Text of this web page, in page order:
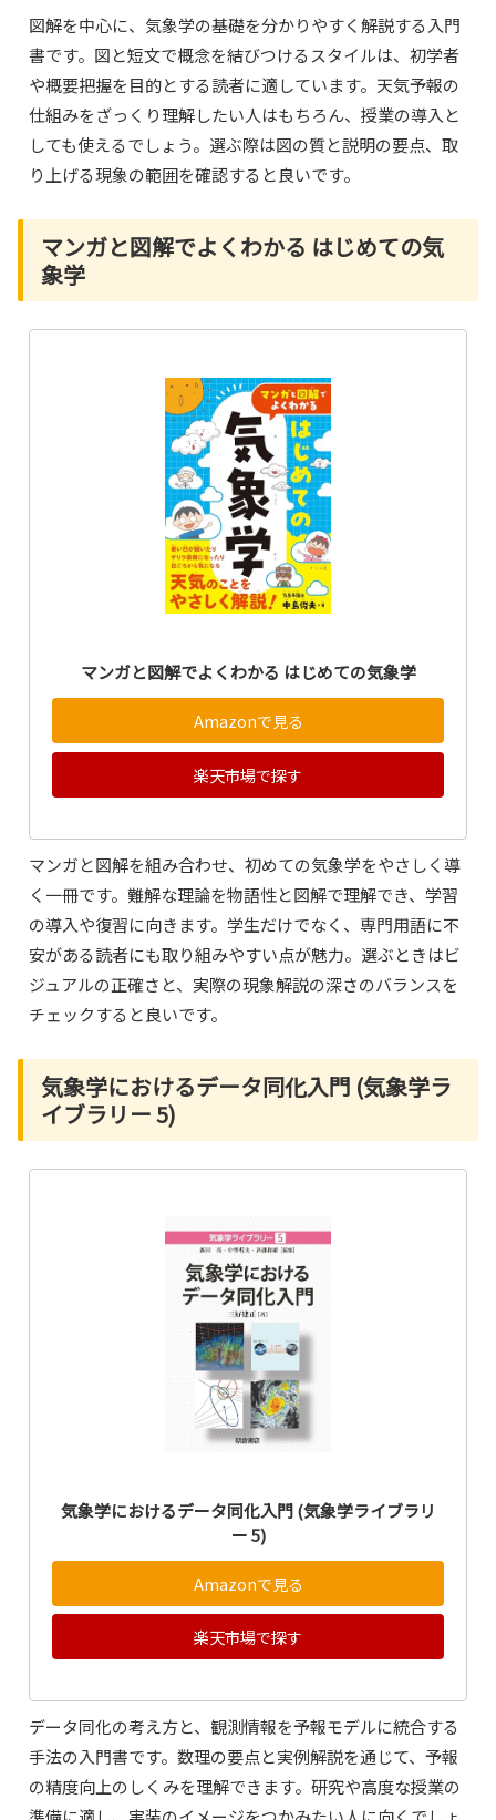
図解を中心に、気象学の基礎を分かりやすく解説する入門
書です。図と短文で概念を結びつけるスタイルは、初学者
や概要把握を目的とする読者に適しています。天気予報の
仕組みをざっくり理解したい人はもちろん、授業の導入と
しても使えるでしょう。選ぶ際は図の質と説明の要点、取
り上げる現象の範囲を確認すると良いです。
マンガと図解でよくわかる はじめての気
象学
マンガと図解でよくわかる はじめての気象学
Amazonで見る
楽天市場で探す
マンガと図解を組み合わせ、初めての気象学をやさしく導
く一冊です。難解な理論を物語性と図解で理解でき、学習
の導入や復習に向きます。学生だけでなく、専門用語に不
安がある読者にも取り組みやすい点が魅力。選ぶときはビ
ジュアルの正確さと、実際の現象解説の深さのバランスを
チェックすると良いです。
気象学におけるデータ同化入門 (気象学ラ
イブラリー 5)
気象学におけるデータ同化入門 (気象学ライブラリ
ー 5)
Amazonで見る
楽天市場で探す
データ同化の考え方と、観測情報を予報モデルに統合する
手法の入門書です。数理の要点と実例解説を通じて、予報
の精度向上のしくみを理解できます。研究や高度な授業の